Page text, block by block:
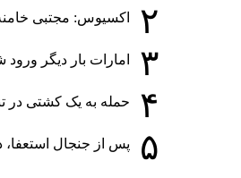
۲ اکسیوس: مجتبی
۳ امارات بار دیگر ورود
۴ حمله به یک کشتی در
۵ پس از جنجال استعفا،